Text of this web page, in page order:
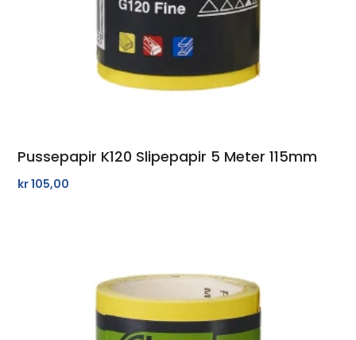
Pussepapir K120 Slipepapir 5 Meter 115mm
kr105,00